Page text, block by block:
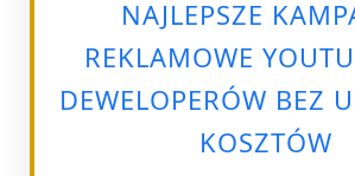
NAJLEPSZE
REKLAMOWE
DEWELOPERÓW BEZ
KOSZTÓW